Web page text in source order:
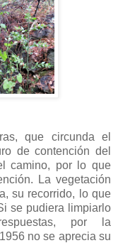
que circunda el
de contención del
camino, por lo que
La vegetación
su recorrido, lo que
se pudiera limpiarlo
por la
no se aprecia su